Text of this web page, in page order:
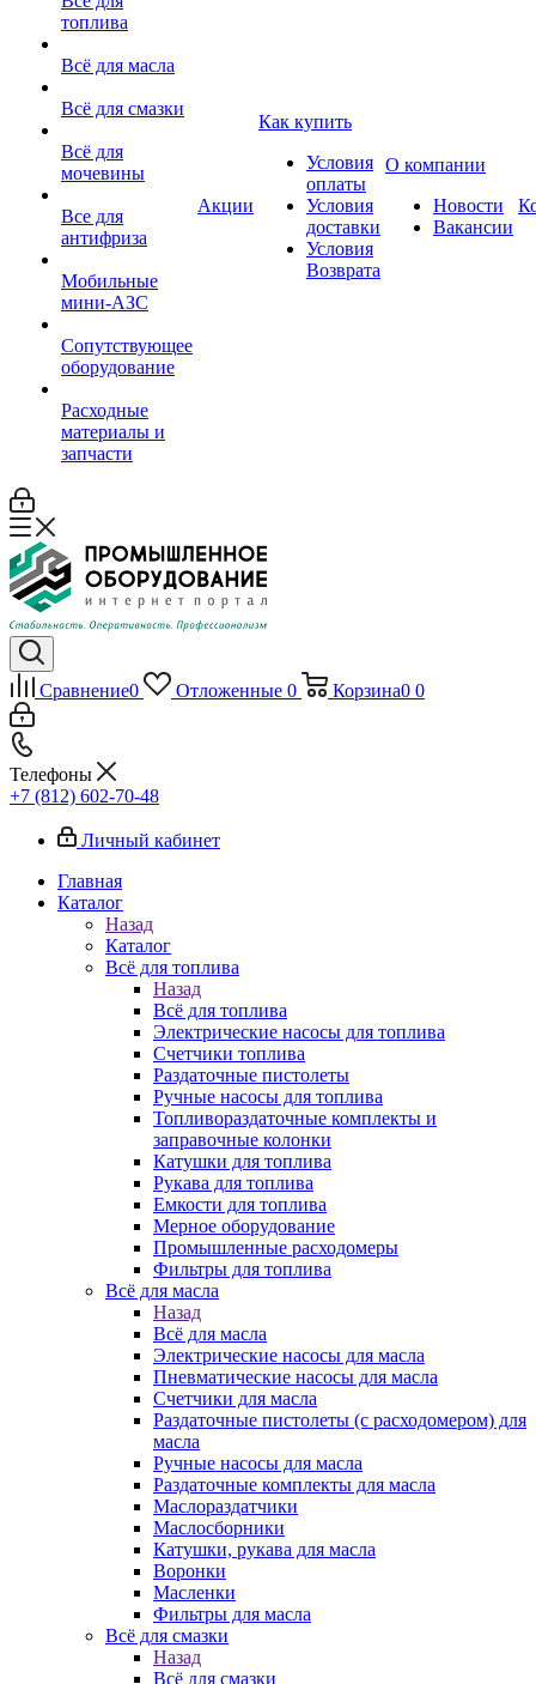
топлива
Всё для масла
Всё для смазки
Всё для
мочевины
Все для
антифриза
Мобильные
мини-АЗС
Сопутствующее
оборудование
Расходные
материалы и
запчасти
Акции
Как купить
Условия
оплаты
Условия
доставки
Условия
Возврата
О компании
Новости
Вакансии
Сравнение0 Отложенные 0 Корзина0 0
Телефоны
+7 (812) 602-70-48
Личный кабинет
Главная
Каталог
Назад
Каталог
Всё для топлива
Назад
Всё для топлива
Электрические насосы для топлива
Счетчики топлива
Раздаточные пистолеты
Ручные насосы для топлива
Топливораздаточные комплекты и
заправочные колонки
Катушки для топлива
Рукава для топлива
Емкости для топлива
Мерное оборудование
Промышленные расходомеры
Фильтры для топлива
Всё для масла
Назад
Всё для масла
Электрические насосы для масла
Пневматические насосы для масла
Счетчики для масла
Раздаточные пистолеты (с расходомером) для
масла
Ручные насосы для масла
Раздаточные комплекты для масла
Маслораздатчики
Маслосборники
Катушки, рукава для масла
Воронки
Масленки
Фильтры для масла
Всё для смазки
Назад
Всё для смазки